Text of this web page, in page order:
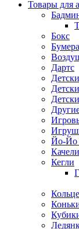
Товары для
Бокс
Дартс
Йо-Йо
Качели
Кегли